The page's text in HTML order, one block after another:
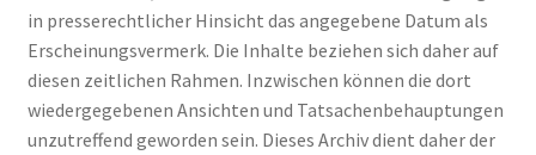
in presserechtlicher Hinsicht das angegebene Datum als
Erscheinungsvermerk. Die Inhalte beziehen sich daher auf
diesen zeitlichen Rahmen. Inzwischen können die dort
wiedergegebenen Ansichten und Tatsachenbehauptungen
unzutreffend geworden sein. Dieses Archiv dient daher der